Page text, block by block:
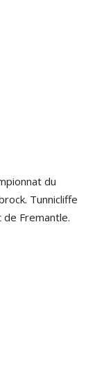
du
Tunnicliffe
Fremantle.